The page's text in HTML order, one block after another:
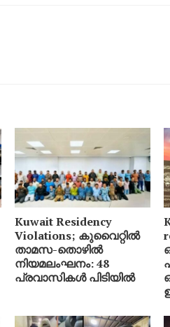
Kuwait Residency
Violations; കുവൈറ്റിൽ
താമസ-തൊഴിൽ
നിയമലംഘനം: 48
പ്രവാസികൾ പിടിയിൽ